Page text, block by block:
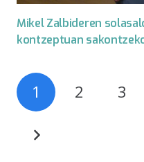
Mikel Zalbideren
kontzeptuan
1 2 3